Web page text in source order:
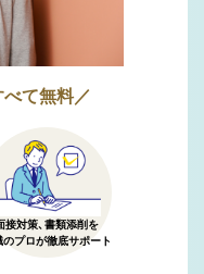
て無料／
接対策、書類添削を
のプロが徹底サポート